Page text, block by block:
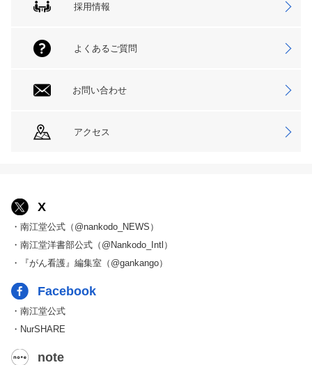
採用情報
よくあるご質問
お問い合わせ
アクセス
X
・南江堂公式（@nankodo_NEWS）
・南江堂洋書部公式（@Nankodo_Intl）
・『がん看護』編集室（@gankango）
Facebook
・南江堂公式
・NurSHARE
note